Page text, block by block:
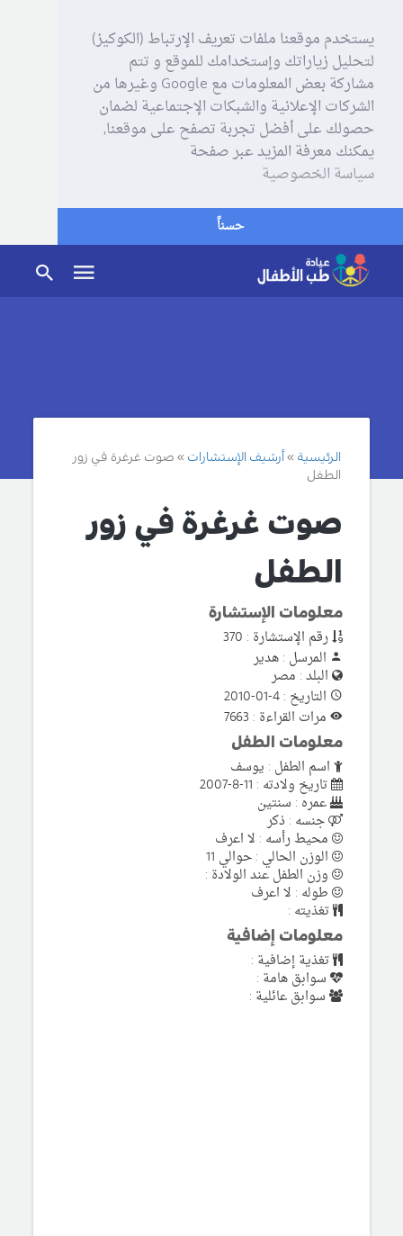
يستخدم موقعنا ملفات تعريف الإرتباط (الكوكيز)
لتحليل زياراتك وإستخدامك للموقع و تتم
مشاركة بعض المعلومات مع Google وغيرها من
الشركات الإعلانية والشبكات الإجتماعية لضمان
حصولك على أفضل تجربة تصفح على موقعنا,
يمكنك معرفة المزيد عبر صفحة
سياسة الخصوصية
حسناً
الرئيسية أرشيف الإستشارات
صوت غرغرة في زور
الطفل
صوت غرغرة في زور
الطفل
معلومات الإستشارة
رقم الإستشارة : 370
المرسل : هدير
البلد : مصر
التاريخ : 4-01-2010
مرات القراءة : 7663
معلومات الطفل
اسم الطفل : يوسف
تاريخ ولادته : 11-8-2007
عمره : سنتين
جنسه : ذكر
محيط رأسه : لا اعرف
الوزن الحالي : حوالي 11
وزن الطفل عند الولادة :
طوله : لا اعرف
تغذيته :
معلومات إضافية
تغذية إضافية :
سوابق هامة :
سوابق عائلية :